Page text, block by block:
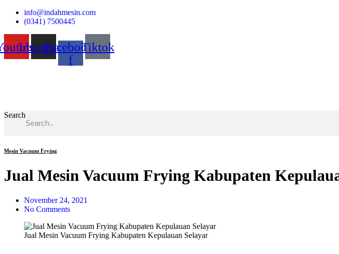
Skip
info@indahmesin.com
(0341) 7500445
InstagramFacebook-
f
Tiktok
Search
Mesin Vacuum Frying
Jual Mesin Vacuum Frying Kabupaten
November 24, 2021
No Comments
Jual Mesin Vacuum Frying Kabupaten Kepulauan Selayar